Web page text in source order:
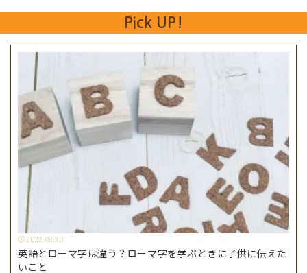
Pick UP!
2022.08.30
英語とローマ字は違う？ローマ字を学ぶときに子供に伝えた
いこと